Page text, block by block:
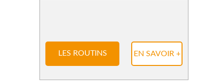
LES ROUTINS EN SAVOIR +